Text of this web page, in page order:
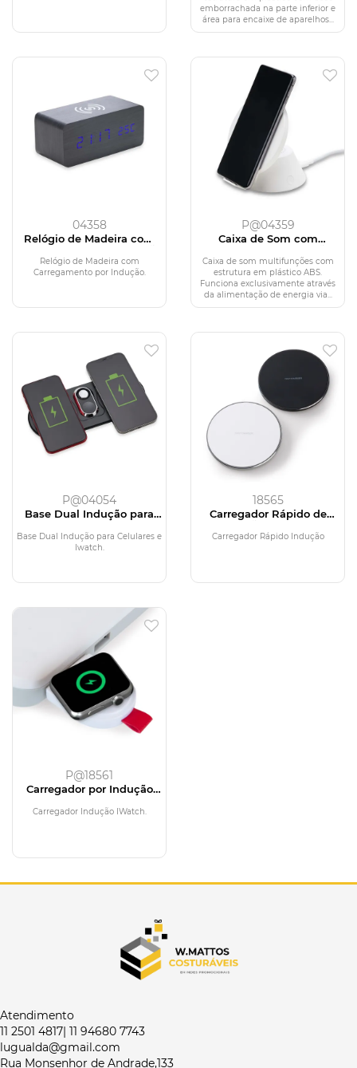
emborrachada na parte inferior e
área para encaixe de aparelhos...
04358
Relógio de Madeira com
Relógio de Madeira com
Carregamento por Indução.
P@04359
Caixa de Som com
Caixa de som multifunções com
estrutura em plástico ABS.
Funciona exclusivamente através
da alimentação de energia via...
P@04054
Base Dual Indução para
Celulares e Iwatch
Base Dual Indução para Celulares e
Iwatch.
18565
Carregador Rápido de
Carregador Rápido Indução
P@18561
Carregador por Indução
Carregador Indução IWatch.
Atendimento
11 2501 4817| 11 94680 7743
lugualda@gmail.com
Rua Monsenhor de Andrade,133